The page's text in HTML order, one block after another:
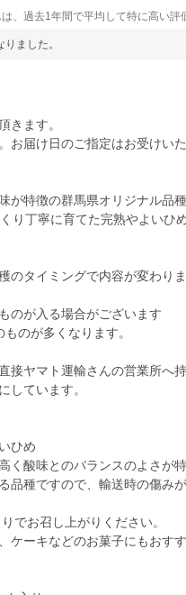
、過去1年間で平均して特に高い評
ました。
きます。
お届け日のご指定はお受けい
が特徴の群馬県オリジナル品
り丁寧に育てた完熟やよいひ
のタイミングで内容が変わり
のが入る場合がございます
のが多くなります。
接ヤマト運輸さんの営業所へ
しています。
ひめ
く酸味とのバランスのよさが特
品種ですので、輸送時の傷み
でお召し上がりください。
ケーキなどのお菓子にもおすす